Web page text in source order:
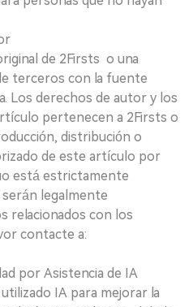
de 2Firsts o una
terceros con la fuente
Los derechos de autor y los
pertenecen a 2Firsts o
distribución o
de este artículo por
está estrictamente
legalmente
relacionados con los
contacte a:
por Asistencia de IA
IA para mejorar la